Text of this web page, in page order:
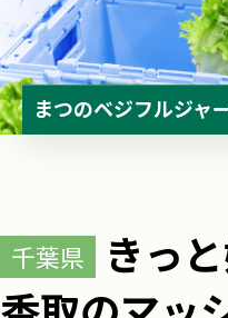
まつのベジフルジャ
千葉県
きっ
事業紹介
会社紹介
ニュ
お問い合